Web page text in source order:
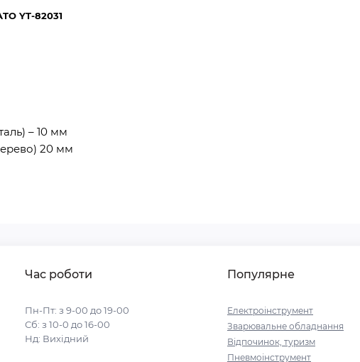
YT-82031
– 10 мм
20 мм
Час роботи
Пн-Пт: з 9-00 до 19-00
Сб: з 10-0 до 16-00
Нд: Вихідний
Популярне
Електроінструмент
Зварювальне обладнання
Відпочинок, туризм
Пневмоінструмент